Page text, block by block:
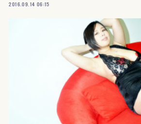
2016.09.14 06:15